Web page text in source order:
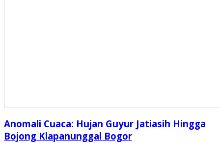
Anomali Cuaca: Hujan Guyur Jatiasih Hingga
Bojong Klapanunggal Bogor